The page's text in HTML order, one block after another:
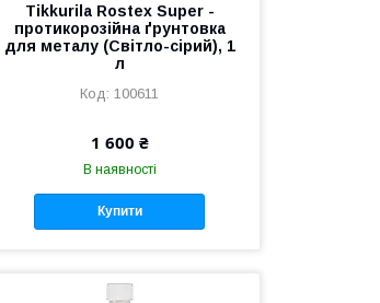
Tikkurila Rostex Super -
протикорозійна ґрунтовка
для металу (Світло-сірий), 1
л
100611
1 600 ₴
В наявності
Купити